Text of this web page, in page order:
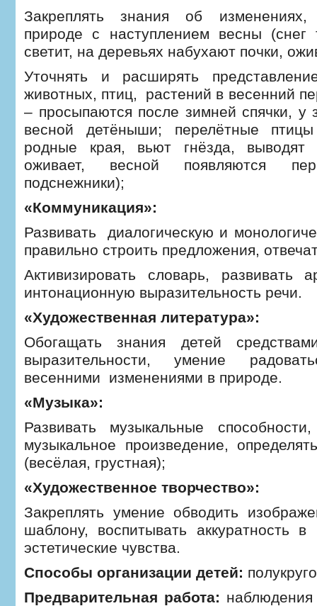
Закреплять знания об
природе с наступлением весны (снег
светит, на деревьях набухают почки,
Уточнять и расширять
животных, птиц, растений в весенний
– просыпаются после зимней спячки, у
весной детёныши; перелётные
родные края, вьют гнёзда, выводят
оживает, весной появляются
подснежники);
«Коммуникация»:
Развивать диалогическую и
правильно строить предложения,
Активизировать словарь, развивать
интонационную выразительность речи.
«Художественная литература»:
Обогащать знания детей
выразительности, умение
весенними изменениями в природе.
«Музыка»:
Развивать музыкальные
музыкальное произведение,
(весёлая, грустная);
«Художественное творчество»:
Закреплять умение обводить
шаблону, воспитывать аккуратность в
эстетические чувства.
Способы организации детей:
Предварительная работа: